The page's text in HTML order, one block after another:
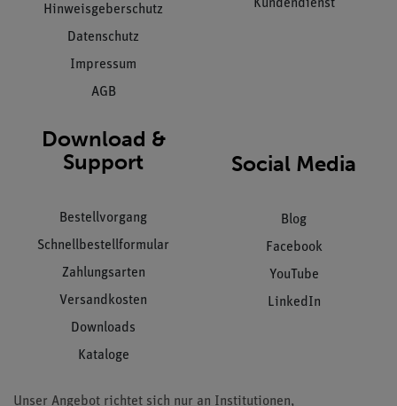
Hinweisgeberschutz
Datenschutz
Impressum
AGB
Kundendienst
Download &
Support
Bestellvorgang
Schnellbestellformular
Zahlungsarten
Versandkosten
Downloads
Kataloge
Social Media
Blog
Facebook
YouTube
LinkedIn
Unser Angebot richtet sich nur an Institutionen,